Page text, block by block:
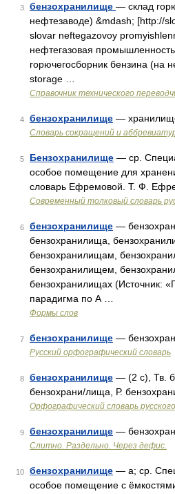
3 бензохранилище — склад
нефтезаводе) &mdash; [http://
slovar neftegazovoy
нефтегазовая
горючегосборник бензина (на
storage …
Справочник технического
4 бензохранилище —
Словарь сокращений и
5 Бензохранилище — ср.
особое помещение для
словарь Ефремовой. Т. Ф.
Современный толковый словарь
6 бензохранилище —
бензохранилища,
бензохранилищам,
бензохранилищем,
бензохранилищах (Источник:
парадигма по А …
Формы слов
7 бензохранилище —
Русский орфографический словарь
8 бензохранилище — (2 с), Тв.
бензохрани/лища, Р.
Орфографический словарь
9 бензохранилище —
Слитно. Раздельно. Через дефис.
10 бензохранилище — а; ср.
особое помещение с